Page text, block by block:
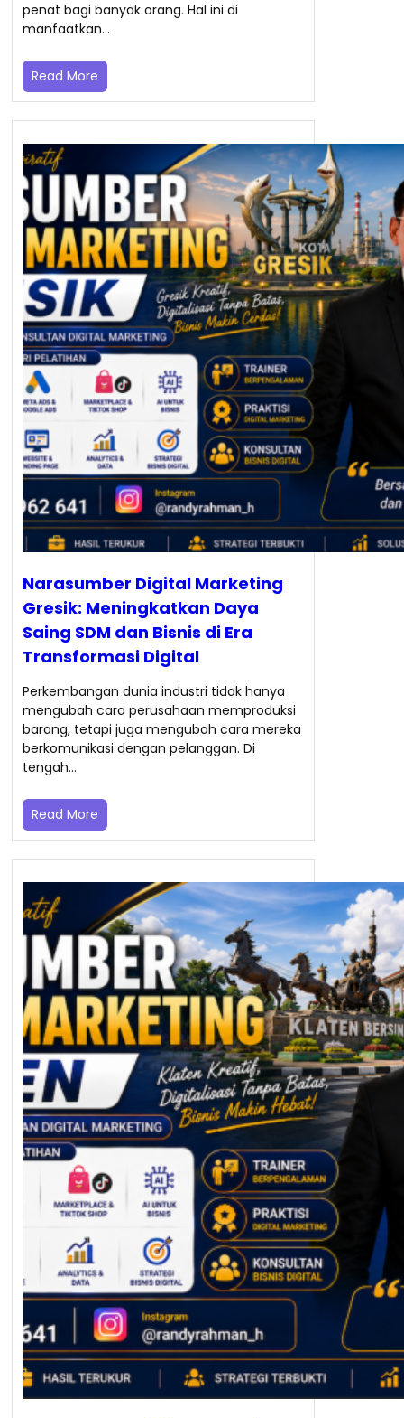
penat bagi banyak orang. Hal ini di
manfaatkan…
Read More
Narasumber Digital Marketing
Gresik: Meningkatkan Daya
Saing SDM dan Bisnis di Era
Transformasi Digital
Perkembangan dunia industri tidak hanya
mengubah cara perusahaan memproduksi
barang, tetapi juga mengubah cara mereka
berkomunikasi dengan pelanggan. Di
tengah…
Read More